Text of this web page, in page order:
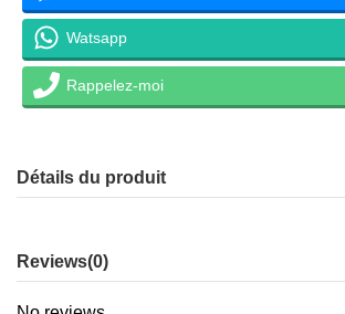
Watsapp
Rappelez-moi
Détails du produit
Reviews(0)